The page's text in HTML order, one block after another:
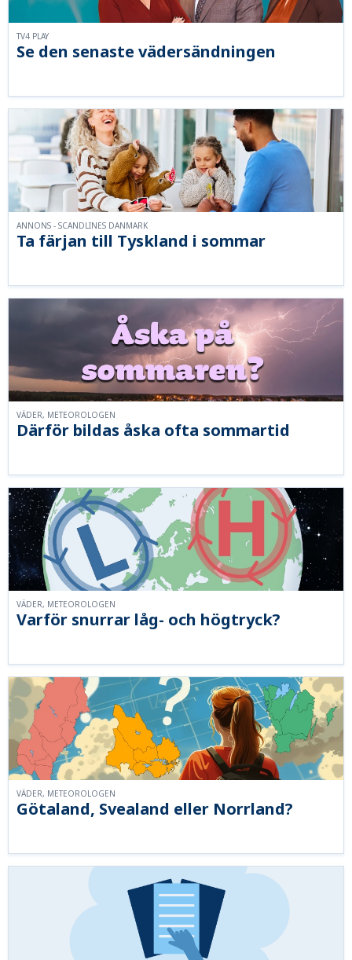
Se den senaste vädersändningen
TV4 PLAY
Ta färjan till Tyskland i sommar
ANNONS - SCANDLINES DANMARK
Därför bildas åska ofta sommartid
VÄDER, METEOROLOGEN
Varför snurrar låg- och högtryck?
VÄDER, METEOROLOGEN
Götaland, Svealand eller Norrland?
VÄDER, METEOROLOGEN